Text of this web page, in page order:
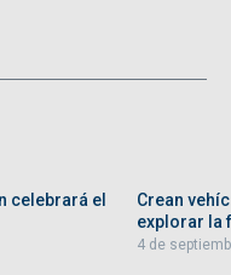
celebrará el
Crean
explorar la
4 de